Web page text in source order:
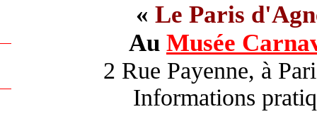
« Le Paris
Au Musée
2 Rue Payenne, à
Informations